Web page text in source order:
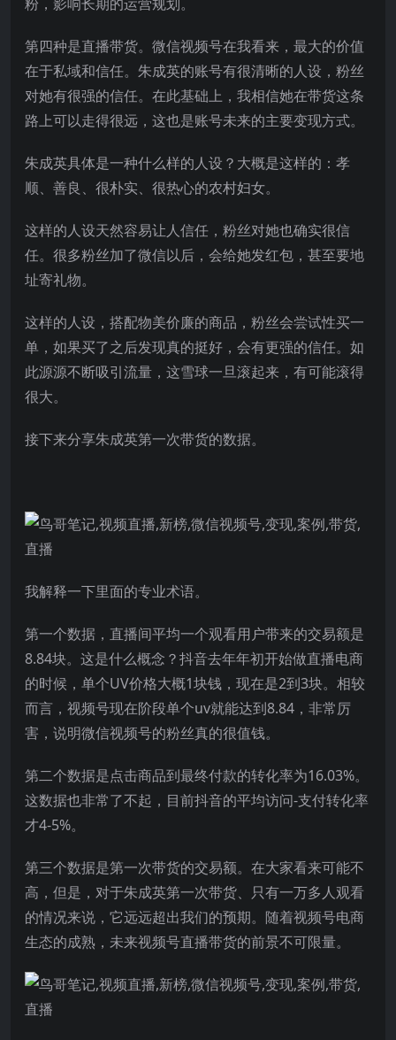
第四种是直播带货。微信视频号在我看来，最大的价值
在于私域和信任。朱成英的账号有很清晰的人设，粉丝
对她有很强的信任。在此基础上，我相信她在带货这条
路上可以走得很远，这也是账号未来的主要变现方式。
朱成英具体是一种什么样的人设？大概是这样的：孝
顺、善良、很朴实、很热心的农村妇女。
这样的人设天然容易让人信任，粉丝对她也确实很信
任。很多粉丝加了微信以后，会给她发红包，甚至要地
址寄礼物。
这样的人设，搭配物美价廉的商品，粉丝会尝试性买一
单，如果买了之后发现真的挺好，会有更强的信任。如
此源源不断吸引流量，这雪球一旦滚起来，有可能滚得
很大。
接下来分享朱成英第一次带货的数据。
我解释一下里面的专业术语。
第一个数据，直播间平均一个观看用户带来的交易额是
8.84块。这是什么概念？抖音去年年初开始做直播电商
的时候，单个UV价格大概1块钱，现在是2到3块。相较
而言，视频号现在阶段单个uv就能达到8.84，非常厉
害，说明微信视频号的粉丝真的很值钱。
第二个数据是点击商品到最终付款的转化率为16.03%。
这数据也非常了不起，目前抖音的平均访问-支付转化率
才4-5%。
第三个数据是第一次带货的交易额。在大家看来可能不
高，但是，对于朱成英第一次带货、只有一万多人观看
的情况来说，它远远超出我们的预期。随着视频号电商
生态的成熟，未来视频号直播带货的前景不可限量。